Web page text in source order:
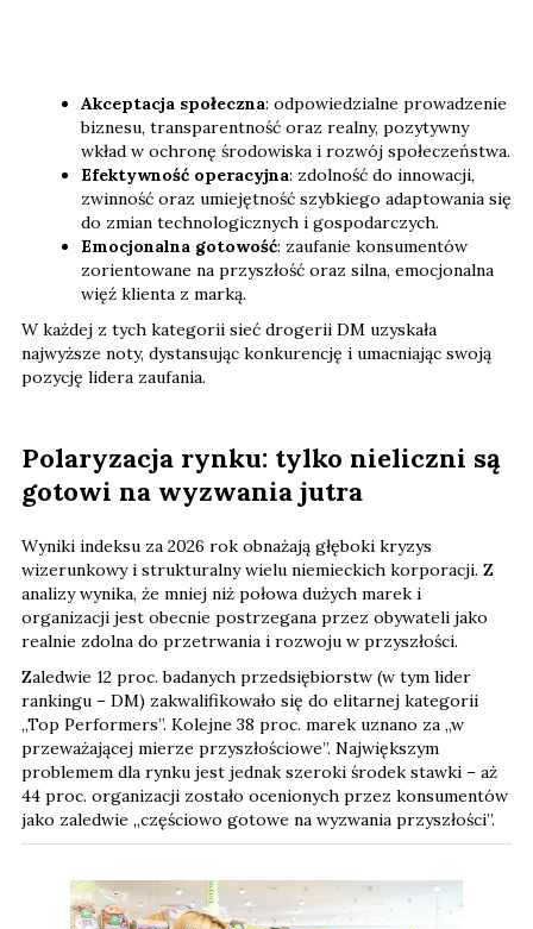
Akceptacja społeczna: odpowiedzialne prowadzenie
biznesu, transparentność oraz realny, pozytywny
wkład w ochronę środowiska i rozwój społeczeństwa.
Efektywność operacyjna: zdolność do innowacji,
zwinność oraz umiejętność szybkiego adaptowania się
do zmian technologicznych i gospodarczych.
Emocjonalna gotowość: zaufanie konsumentów
zorientowane na przyszłość oraz silna, emocjonalna
więź klienta z marką.
W każdej z tych kategorii sieć drogerii DM uzyskała
najwyższe noty, dystansując konkurencję i umacniając swoją
pozycję lidera zaufania.
Polaryzacja rynku: tylko nieliczni są
gotowi na wyzwania jutra
Wyniki indeksu za 2026 rok obnażają głęboki kryzys
wizerunkowy i strukturalny wielu niemieckich korporacji. Z
analizy wynika, że mniej niż połowa dużych marek i
organizacji jest obecnie postrzegana przez obywateli jako
realnie zdolna do przetrwania i rozwoju w przyszłości.
Zaledwie 12 proc. badanych przedsiębiorstw (w tym lider
rankingu – DM) zakwalifikowało się do elitarnej kategorii
„Top Performers”. Kolejne 38 proc. marek uznano za „w
przeważającej mierze przyszłościowe”. Największym
problemem dla rynku jest jednak szeroki środek stawki – aż
44 proc. organizacji zostało ocenionych przez konsumentów
jako zaledwie „częściowo gotowe na wyzwania przyszłości”.